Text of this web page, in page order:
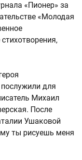
«Пионер» за
«Молодая
для
Михаил
После
Ушаковой
ты рисуешь меня